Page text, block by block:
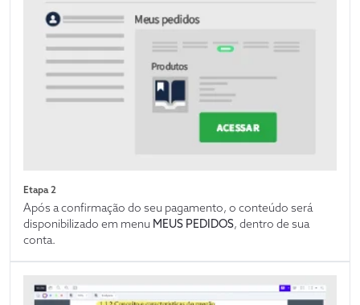
Etapa 2
Após a confirmação do seu pagamento, o conteúdo será
disponibilizado em menu MEUS PEDIDOS, dentro de sua
conta.